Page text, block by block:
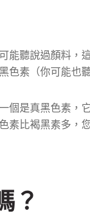
能聽說過顏料，
色素（你可能也
個是真黑色素，
素比褐黑素多，
？